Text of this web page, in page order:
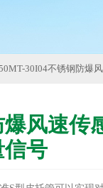
30I04不锈钢防爆
风速传
号